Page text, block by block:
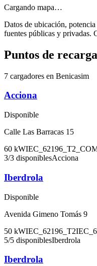
Cargando mapa…
Datos de ubicación,
fuentes públicas y privadas.
Puntos de
7 cargadores en Benicasim
Acciona
Disponible
Calle Las Barracas 15
60 kW
3/3 disponiblesAcciona
Iberdrola
Disponible
Avenida Gimeno Tomás 9
50 kWIEC_62196_T2
5/5 disponiblesIberdrola
Iberdrola